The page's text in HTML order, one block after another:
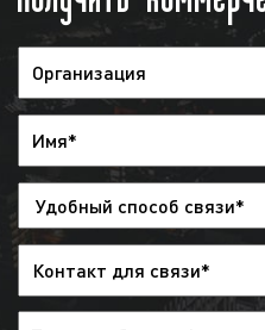
занимающиеся
образ жизни;
состоятельные и
Если говорить коротко,
все. Реклама на
самый широкий круг
телеканалы
ориентированный
целевую аудиторию
рекламу с